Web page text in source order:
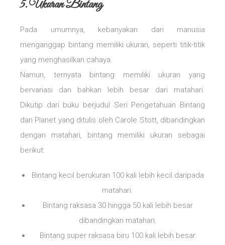
5. Ukuran Bintang
Pada umumnya, kebanyakan dari manusia
menganggap bintang memiliki ukuran, seperti titik-titik
yang menghasilkan cahaya.
Namun, ternyata bintang memiliki ukuran yang
bervariasi dan bahkan lebih besar dari matahari.
Dikutip dari buku berjudul Seri Pengetahuan Bintang
dan Planet yang ditulis oleh Carole Stott, dibandingkan
dengan matahari, bintang memiliki ukuran sebagai
berikut:
Bintang kecil berukuran 100 kali lebih kecil daripada
matahari.
Bintang raksasa 30 hingga 50 kali lebih besar
dibandingkan matahari.
Bintang super raksasa biru 100 kali lebih besar